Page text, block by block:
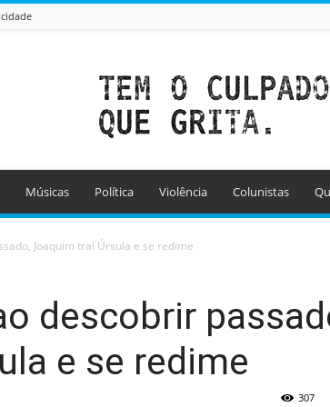
Músicas Política Violência Colunistas
Joaquim trai Úrsula e se redime
descobrir
e se redime
307